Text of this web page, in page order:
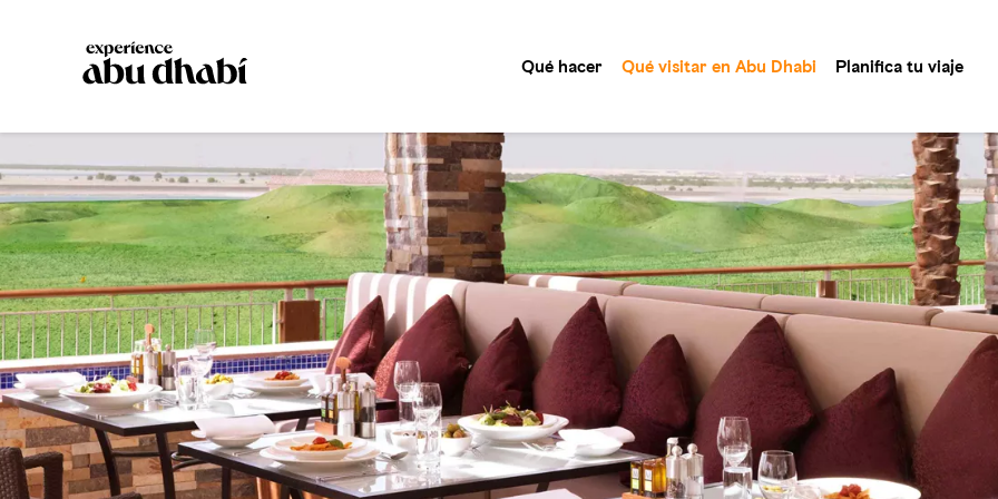
Qué hacer Qué visitar en Abu Dhabi Planifica tu viaje